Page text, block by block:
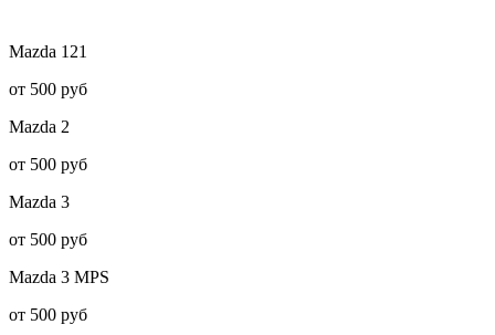
Mazda 121
от 500 руб
Mazda 2
от 500 руб
Mazda 3
от 500 руб
Mazda 3 MPS
от 500 руб